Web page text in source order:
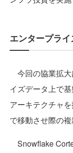
エンタープラ
今回の協業拡大
イズデータ上で
アーキテクチャ
で移動させ際の複
Snowflake